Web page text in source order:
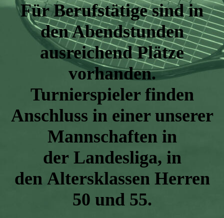
Für Berufstätige sind in
den Abendstunden
ausreichend Plätze
vorhanden.
Turnierspieler finden
Anschluss in einer unserer
Mannschaften in
der Landesliga, in
den Altersklassen Herren
50 und 55.